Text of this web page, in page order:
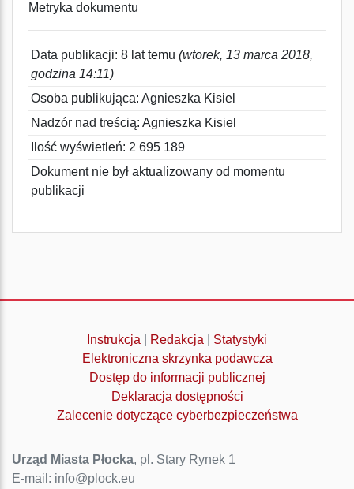
Metryka dokumentu
Data publikacji: 8 lat temu (wtorek, 13 marca 2018,
godzina 14:11)
Osoba publikująca: Agnieszka Kisiel
Nadzór nad treścią: Agnieszka Kisiel
Ilość wyświetleń: 2 695 189
Dokument nie był aktualizowany od momentu
publikacji
Instrukcja Redakcja
Statystyki
Elektroniczna skrzynka podawcza
Dostęp do informacji publicznej
Deklaracja dostępności
Zalecenie dotyczące cyberbezpieczeństwa
Urząd Miasta Płocka, pl. Stary Rynek 1
E-mail: info@plock.eu